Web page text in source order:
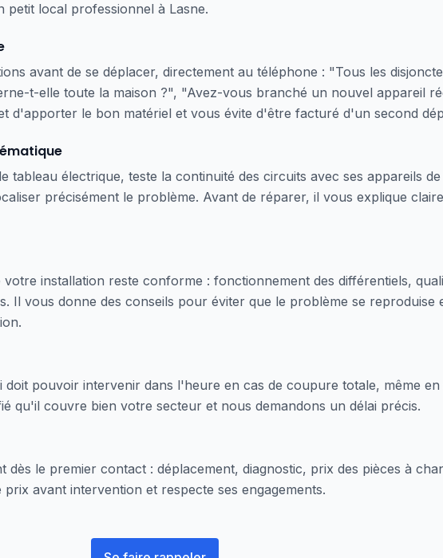
petit local professionnel à Lasne.
avant de se déplacer, directement au téléphone : "Tous les
t-elle toute la maison ?", "Avez-vous branché un nouvel appareil
d'apporter le bon matériel et vous évite d'être facturé d'un second
tableau électrique, teste la continuité des circuits avec ses appareils
précisément le problème. Avant de réparer, il vous explique
installation reste conforme : fonctionnement des différentiels,
Il vous donne des conseils pour éviter que le problème se reproduise
doit pouvoir intervenir dans l'heure en cas de coupure totale, même
qu'il couvre bien votre secteur et nous demandons un délai précis.
dès le premier contact : déplacement, diagnostic, prix des pièces à
avant intervention et respecte ses engagements.